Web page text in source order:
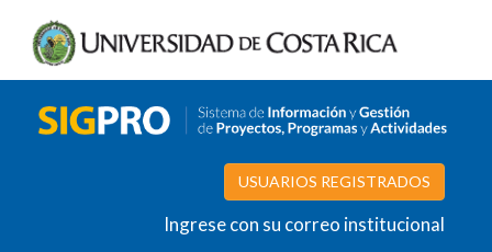
USUARIOS REGISTRADOS
Ingrese con su correo institucional